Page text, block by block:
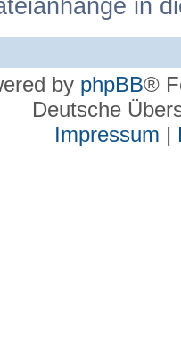
in
by phpBB®
Deutsche
Impressum |